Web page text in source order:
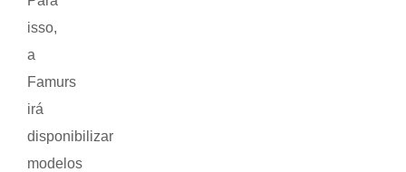
isso,
a
Famurs
irá
disponibilizar
modelos